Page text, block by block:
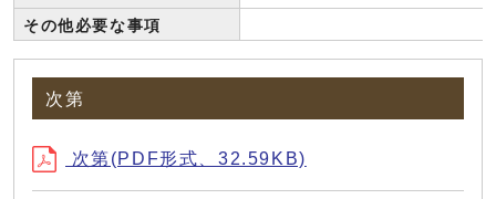
その他必要な事項
次第
次第(PDF形式、32.59KB)